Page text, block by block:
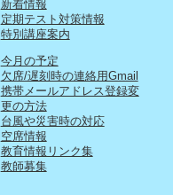
新着情報
定期テスト対策情報
特別講座案内
今月の予定
欠席/遅刻時の連絡用Gmail
携帯メールアドレス登録変
更の方法
台風や災害時の対応
空席情報
教育情報リンク集
教師募集